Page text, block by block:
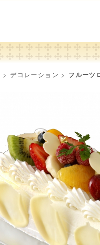
>デコレーション > フルーツ